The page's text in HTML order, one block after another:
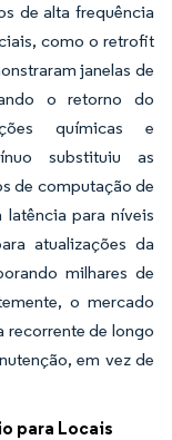
de alta frequência
como o retrofit
janelas de
o retorno do
químicas e
substituiu as
de computação de
para níveis
atualizações da
milhares de
o mercado
recorrente de longo
em vez de
para Locais